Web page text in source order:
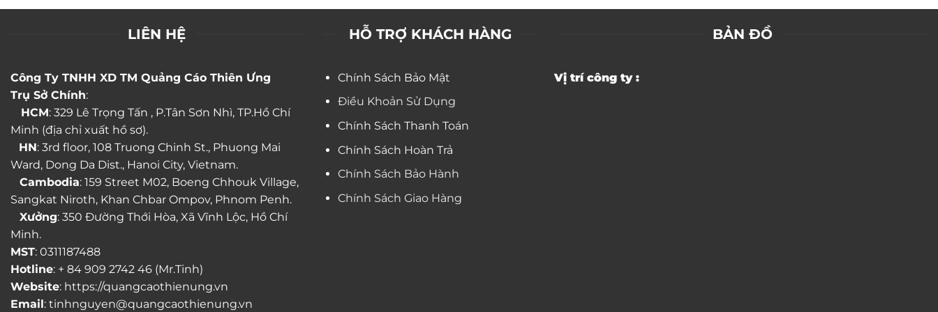
LIÊN HỆ
Công Ty TNHH XD TM Quảng Cáo Thiên Ưng
Trụ Sở Chính:
HCM: 329 Lê Trọng Tấn , P.Tân Sơn Nhì, TP.Hồ Chí
Minh (địa chỉ xuất hồ sơ).
HN: 3rd floor, 108 Truong Chinh St., Phuong Mai
Ward, Dong Da Dist., Hanoi City, Vietnam.
Cambodia: 159 Street M02, Boeng Chhouk Village,
Sangkat Niroth, Khan Chbar Ompov, Phnom Penh.
Xưởng: 350 Đường Thới Hòa, Xã Vĩnh Lộc, Hồ Chí
Minh.
MST: 0311187488
Hotline: + 84 909 2742 46 (Mr.Tinh)
Website: https://quangcaothienung.vn
Email: tinhnguyen@quangcaothienung.vn
HỖ TRỢ KHÁCH HÀNG
Chính Sách Bảo Mật
Điều Khoản Sử Dụng
Chính Sách Thanh Toán
Chính Sách Hoàn Trả
Chính Sách Bảo Hành
Chính Sách Giao Hàng
BẢN ĐỒ
Vị trí công ty :